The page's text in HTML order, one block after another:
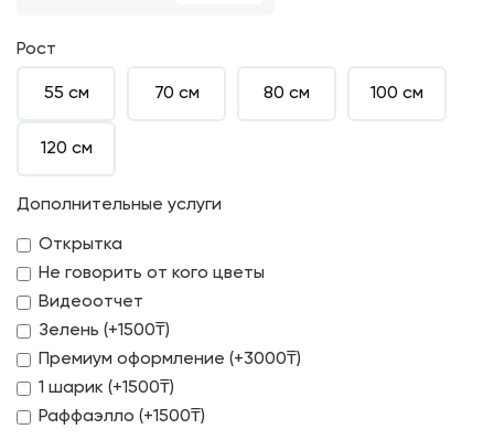
Рост
55 см 70 см 80 см 100 см
120 см
Дополнительные услуги
Открытка
Не говорить от кого цветы
Видеоотчет
Зелень (+1500₸)
Премиум оформление (+3000₸)
1 шарик (+1500₸)
Раффаэлло (+1500₸)